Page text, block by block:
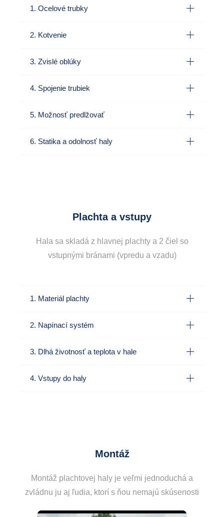
1. Ocelové trubky
2. Kotvenie
3. Zvislé oblúky
4. Spojenie trubiek
5. Možnosť predlžovať
6. Statika a odolnosť haly
Plachta a vstupy
Hala sa skladá z hlavnej plachty a 2 čiel so
vstupnými bránami (vpredu a vzadu)
1. Materiál plachty
2. Napínací systém
3. Dlhá životnosť a teplota v hale
4. Vstupy do haly
Montáž
Montáž plachtovej haly je veľmi jednoduchá a
zvládnu ju aj ľudia, ktorí s ňou nemajú skúsenosti